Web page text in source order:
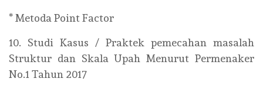
* Metoda Point Factor
10. Studi Kasus / Praktek pemecahan masalah
Struktur dan Skala Upah Menurut Permenaker
No.1 Tahun 2017